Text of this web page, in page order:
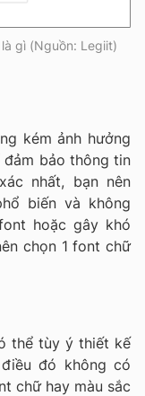
gì (Nguồn: Legiit)
kém ảnh hưởng
đảm bảo thông tin
nhất, bạn nên
biến và không
hoặc gây khó
chọn 1 font chữ
thể tùy ý thiết kế
đó không có
chữ hay màu sắc